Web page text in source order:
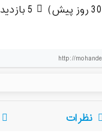
5 بازدید
نظرات